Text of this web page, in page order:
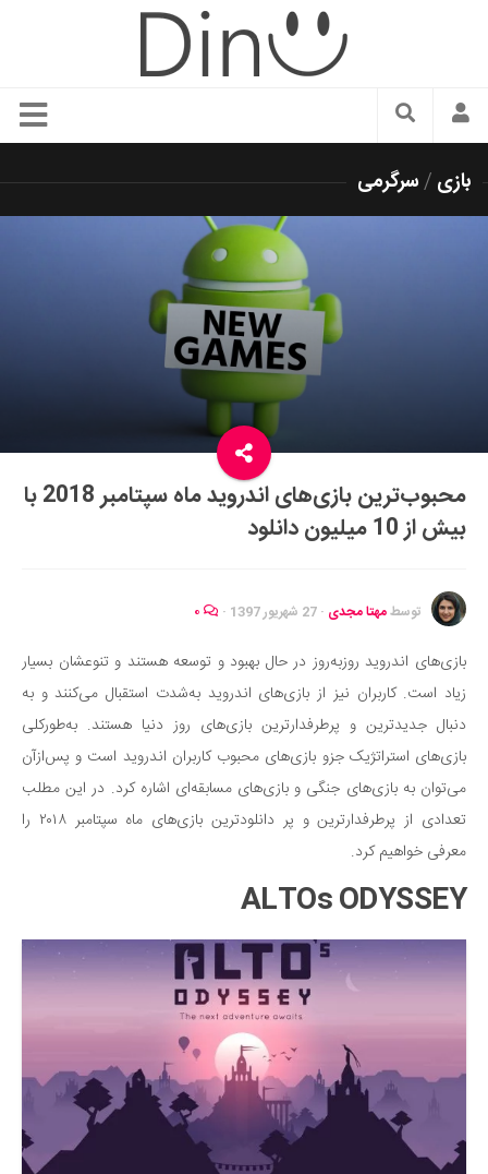
سبک زندگی
زیبایی و آرایش
دکوراسیون و چیدمان
رستوران گردی
سفر و گردشگری
ایران گردی
جهان گردی
موفقیت و مهارت‌های فردی
تغذیه سالم
بهداشت
بیماری و درمان
کودک و مادر
ورزش و تندرستی
روانشناسی
مراکز پزشکی و دارویی
فرهنگ و هنر
سینما و تئاتر
چهره‌ها
عکاسی و هنرهای تجسمی
کتاب و کتاب‌خوانی
بازی /سرگرمی
محبوب‌ترین بازی‌های اندروید ماه سپتامبر 2018 با
بیش از 10 میلیون دانلود
توسطمهتا مجدی · 27 شهریور 1397 ·
بازی‌های اندروید روزبه‌روز در حال بهبود و توسعه هستند و تنوعشان بسیار
زیاد است. کاربران نیز از بازی‌های اندروید به‌شدت استقبال می‌کنند و به
دنبال جدیدترین و پرطرفدارترین بازی‌های روز دنیا هستند. به‌طورکلی
بازی‌های استراتژیک جزو بازی‌های محبوب کاربران اندروید است و پس‌ازآن
می‌توان به بازی‌های جنگی و بازی‌های مسابقه‌ای اشاره کرد. در این مطلب
تعدادی از پرطرفدارترین و پر دانلودترین بازی‌های ماه سپتامبر ۲۰۱۸ را
معرفی خواهیم کرد.
ALTOs ODYSSEY